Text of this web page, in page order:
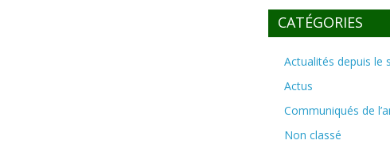
CATÉGORIES
Actualités depuis le
Actus
Communiqués de
Non classé